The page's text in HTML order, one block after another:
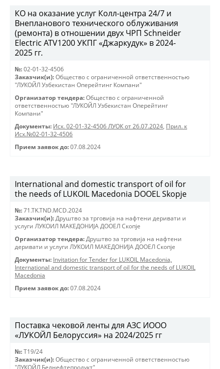
КО на оказание услуг Колл-центра 24/7 и
Внепланового технического облуживания
(ремонта) в отношении двух ЧРП Schneider
Electric ATV1200 УКПГ «Джаркудук» в 2024-
2025 гг.
№: 02-01-32-4506
Заказчик(и): Общество с ограниченной ответственностью
"ЛУКОЙЛ Узбекистан Оперейтинг Компани"
Организатор тендера: Общество с ограниченной
ответственностью "ЛУКОЙЛ Узбекистан Оперейтинг
Компани"
Документы: Исх. 02-01-32-4506 ЛУОК от 26.07.2024, Прил. к
Исх.№02-01-32-4506
Прием заявок до: 07.08.2024
International and domestic transport of oil for
the needs of LUKOIL Macedonia DOOEL Skopje
№: 71.TK.TND.MCD.2024
Заказчик(и): Друштво за трговиjа на нафтени деривати и
услуги ЛУКОИЛ МАКЕДОНИJА ДООЕЛ Скопjе
Организатор тендера: Друштво за трговиjа на нафтени
деривати и услуги ЛУКОИЛ МАКЕДОНИJА ДООЕЛ Скопjе
Документы: Invitation for Tender for LUKOIL Macedonia,
International and domestic transport of oil for the needs of LUKOIL
Macedonia
Прием заявок до: 07.08.2024
Поставка чековой ленты для АЗС ИООО
«ЛУКОЙЛ Белоруссия» на 2024/2025 гг
№: T19/24
Заказчик(и): Общество с ограниченной ответственностью
"ЛУКОЙЛ Белнефтепродукт"